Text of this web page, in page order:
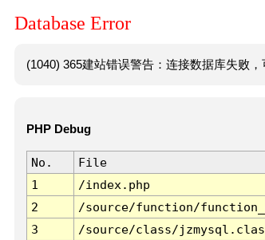
Database Error
(1040) 365建站错误警告：连接数据库失败
PHP Debug
No. File
1
/index.php
2
/source/function/
3
/source/class/